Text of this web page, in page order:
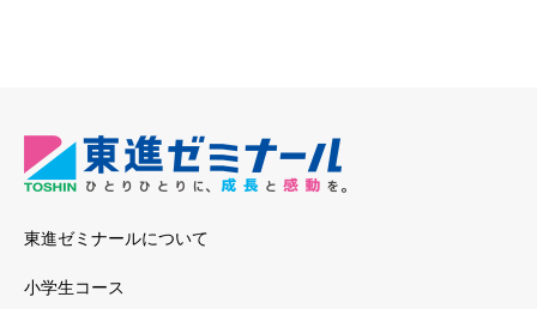
東進ゼミナールについて
小学生コース